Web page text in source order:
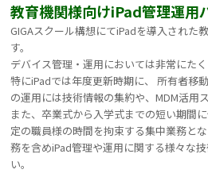
教育機関様向けiPad管理運用
GIGAスクール構想にてiPadを導入された
す。
デバイス管理・運用においては非常にた
特にiPadでは年度更新時期に、 所有者移
の運用には技術情報の集約や、MDM活用
また、卒業式から入学式までの短い期間
定の職員様の時間を拘束する集中業務と
務を含めiPad管理や運用に関する様々な
い。